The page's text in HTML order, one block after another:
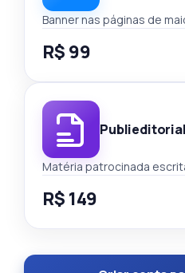
Banner nas páginas de
R$ 99
Publieditorial
Matéria patrocinada
R$ 149